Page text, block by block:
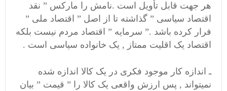
هر جهت قابل تأویل است .نامش را مارکس ” نقد
اقتصاد سیاسی ” گذاشته تا از اصل ” اقتصاد ملی ”
فرار کرده باشد .” سرمایه ” اقتصاد مردم نیست بلکه
اقتصاد یک اقلیت ممتاز , یک خانواده سیاسی است .
ـ اندازه کار موجود فکری در یک کالا اندازه شده
نمیتواند , پس ارزش واقعی یک کالا را ” قیمت ” بیان